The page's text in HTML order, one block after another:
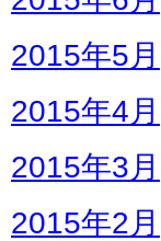
2015年5月
2015年4月
2015年3月
2015年2月